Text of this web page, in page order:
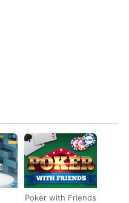
Poker with Friends